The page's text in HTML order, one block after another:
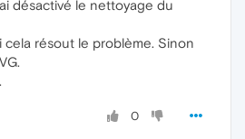
désactivé le nettoyage du
cela résout le problème. Sinon
0